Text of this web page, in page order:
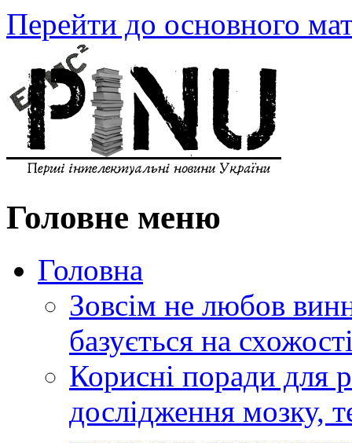
Перейти до основного
Головне меню
Головна
Зовсім не любов
базується на
Корисні поради для
дослідження мозку,